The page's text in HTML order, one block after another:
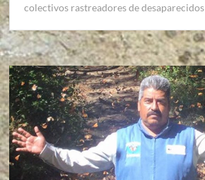
colectivos rastreadores de desaparecidos